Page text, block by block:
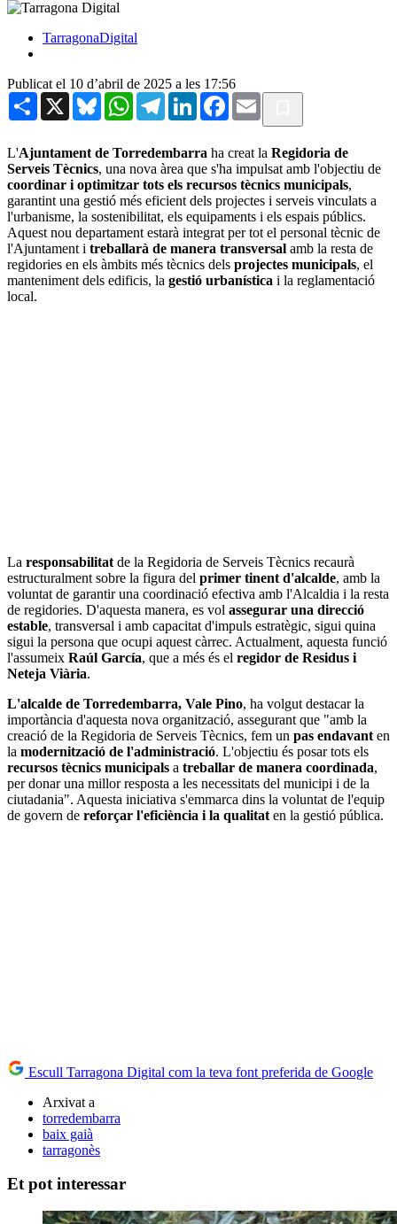
TarragonaDigital
Publicat el 10 d’abril de 2025 a les 17:56
Share X BlueskyWhatsAppTelegramLinkedInFacebook
Email
L'Ajuntament de Torredembarra ha creat la Regidoria de
Serveis Tècnics, una nova àrea que s'ha impulsat amb l'objectiu de
coordinar i optimitzar tots els recursos tècnics municipals,
garantint una gestió més eficient dels projectes i serveis vinculats a
l'urbanisme, la sostenibilitat, els equipaments i els espais públics.
Aquest nou departament estarà integrat per tot el personal tècnic de
l'Ajuntament i treballarà de manera transversal amb la resta de
regidories en els àmbits més tècnics dels projectes municipals, el
manteniment dels edificis, la gestió urbanística i la reglamentació
local.
La responsabilitat de la Regidoria de Serveis Tècnics recaurà
estructuralment sobre la figura del primer tinent d'alcalde, amb la
voluntat de garantir una coordinació efectiva amb l'Alcaldia i la resta
de regidories. D'aquesta manera, es vol assegurar una direcció
estable, transversal i amb capacitat d'impuls estratègic, sigui quina
sigui la persona que ocupi aquest càrrec. Actualment, aquesta funció
l'assumeix Raúl García, que a més és el regidor de Residus i
Neteja Viària.
L'alcalde de Torredembarra, Vale Pino, ha volgut destacar la
importància d'aquesta nova organització, assegurant que "amb la
creació de la Regidoria de Serveis Tècnics, fem un pas endavant en
la modernització de l'administració. L'objectiu és posar tots els
recursos tècnics municipals a treballar de manera coordinada,
per donar una millor resposta a les necessitats del municipi i de la
ciutadania". Aquesta iniciativa s'emmarca dins la voluntat de l'equip
de govern de reforçar l'eficiència i la qualitat en la gestió pública.
Escull Tarragona Digital com la teva font preferida de Google
Arxivat a
torredembarra
baix gaià
tarragonès
Et pot interessar